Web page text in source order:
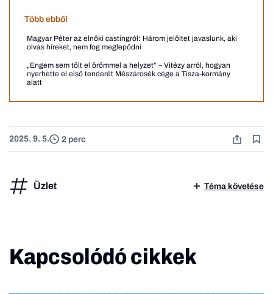
Több ebből
Magyar Péter az elnöki castingról: Három jelöltet javaslunk, aki
olvas híreket, nem fog meglepődni
„Engem sem tölt el örömmel a helyzet” – Vitézy arról, hogyan
nyerhette el első tenderét Mészárosék cége a Tisza-kormány
alatt
2025. 9. 5. 2 perc
Üzlet Téma követése
Kapcsolódó cikkek